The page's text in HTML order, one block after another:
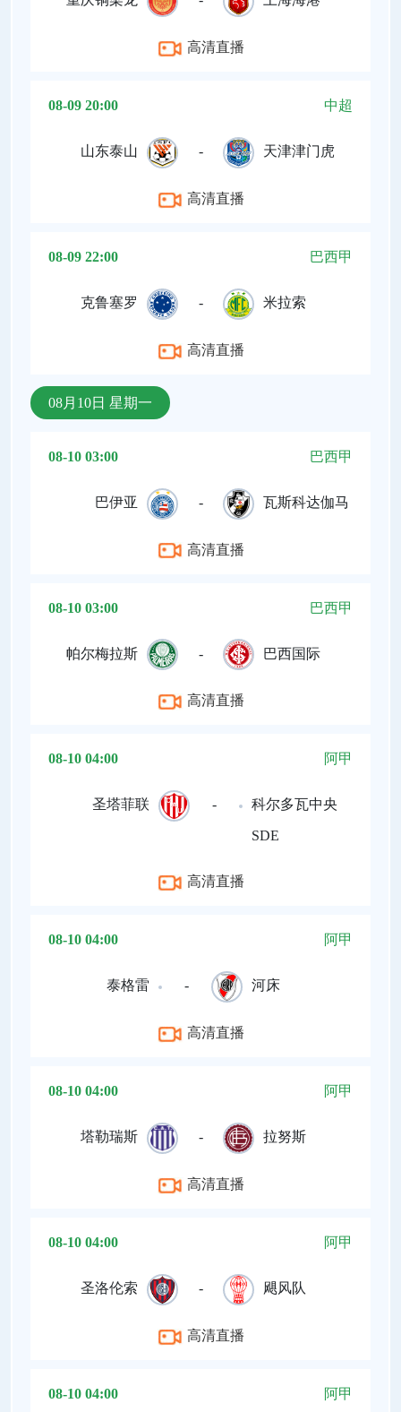
高清直播
08-09 20:00 中超
山东泰山 - 天津津门虎
高清直播
08-09 22:00 巴西甲
克鲁塞罗 - 米拉索
高清直播
08月10日 星期一
08-10 03:00 巴西甲
巴伊亚 - 瓦斯科达伽马
高清直播
08-10 03:00 巴西甲
帕尔梅拉斯 - 巴西国际
高清直播
08-10 04:00 阿甲
圣塔菲联 - 科尔多瓦中央
SDE
高清直播
08-10 04:00 阿甲
泰格雷 - 河床
高清直播
08-10 04:00 阿甲
塔勒瑞斯 - 拉努斯
高清直播
08-10 04:00 阿甲
圣洛伦索 - 飓风队
高清直播
08-10 04:00 阿甲